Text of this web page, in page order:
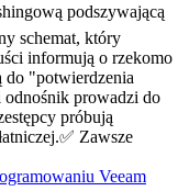
podszywającą
schemat, który
informują o rzekomo
do "potwierdzenia
prowadzi do
próbują
Zawsze
Veeam